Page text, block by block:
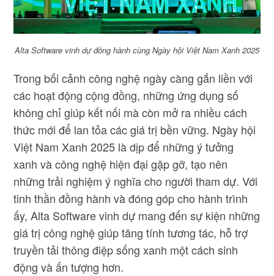
Alta Software vinh dự đồng hành cùng Ngày hội Việt Nam Xanh 2025
Trong bối cảnh công nghệ ngày càng gắn liền với
các hoạt động cộng đồng, những ứng dụng số
không chỉ giúp kết nối mà còn mở ra nhiều cách
thức mới để lan tỏa các giá trị bền vững. Ngày hội
Việt Nam Xanh 2025 là dịp để những ý tưởng
xanh và công nghệ hiện đại gặp gỡ, tạo nên
những trải nghiệm ý nghĩa cho người tham dự. Với
tinh thần đồng hành và đóng góp cho hành trình
ấy, Alta Software vinh dự mang đến sự kiện những
giá trị công nghệ giúp tăng tính tương tác, hỗ trợ
truyền tải thông điệp sống xanh một cách sinh
động và ấn tượng hơn.